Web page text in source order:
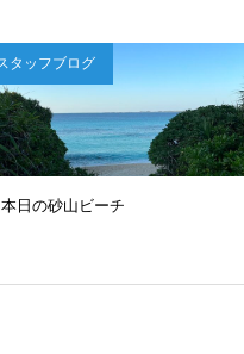
タッフブログ
本日の砂山ビーチ